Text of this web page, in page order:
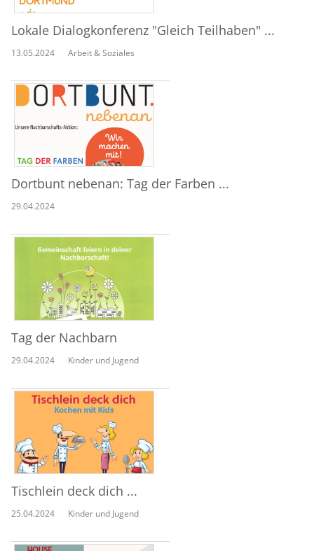
Lokale Dialogkonferenz "Gleich Teilhaben" ...
13.05.2024 Arbeit & Soziales
Dortbunt nebenan: Tag der Farben ...
29.04.2024
Tag der Nachbarn
29.04.2024 Kinder und Jugend
Tischlein deck dich ...
25.04.2024 Kinder und Jugend